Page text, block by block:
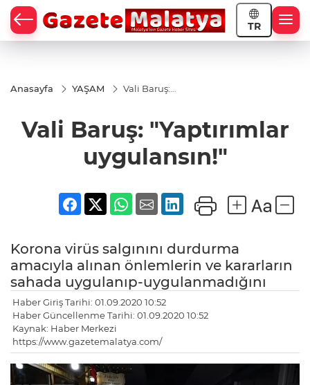
TR
Anasayfa YAŞAM
Vali Baruş:
Vali Baruş: "Yaptırımlar
uygulansın!"
Korona virüs salgınını durdurma
amacıyla alınan önlemlerin ve kararların
sahada uygulanıp-uygulanmadığını
Haber Giriş Tarihi: 01.09.2020 10:52
Haber Güncellenme Tarihi: 01.09.2020 10:52
Kaynak: Haber Merkezi
https://www.gazetemalatya.com/